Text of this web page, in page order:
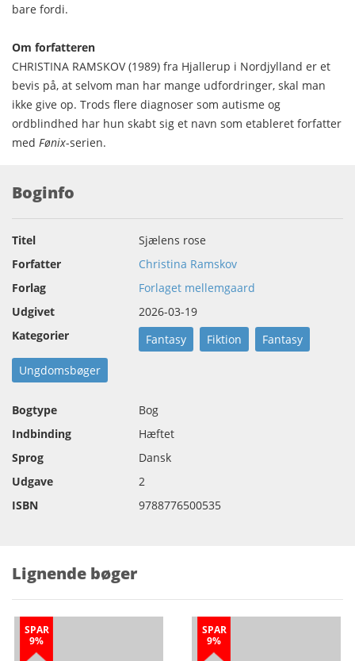
bare fordi.
Om forfatteren
CHRISTINA RAMSKOV (1989) fra Hjallerup i Nordjylland er et
bevis på, at selvom man har mange udfordringer, skal man
ikke give op. Trods flere diagnoser som autisme og
ordblindhed har hun skabt sig et navn som etableret forfatter
med Fønix-serien.
Boginfo
Titel
Sjælens rose
Forfatter
Christina Ramskov
Forlag
Forlaget mellemgaard
Udgivet
2026-03-19
Kategorier
Fantasy Fiktion Fantasy
Ungdomsbøger
Bogtype
Bog
Indbinding
Hæftet
Sprog
Dansk
Udgave
2
ISBN
9788776500535
Lignende bøger
SPAR
9%
SPAR
9%